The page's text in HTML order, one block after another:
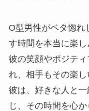
O型男性がベタ惚れ
す時間を本当に楽し
彼の笑顔やポジテ
れ、相手もその楽し
彼は、好きな人と
じ、その時間を心